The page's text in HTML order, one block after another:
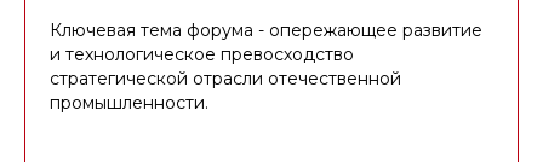
Ключевая тема форума - опережающее развитие
и технологическое превосходство
стратегической отрасли отечественной
промышленности.